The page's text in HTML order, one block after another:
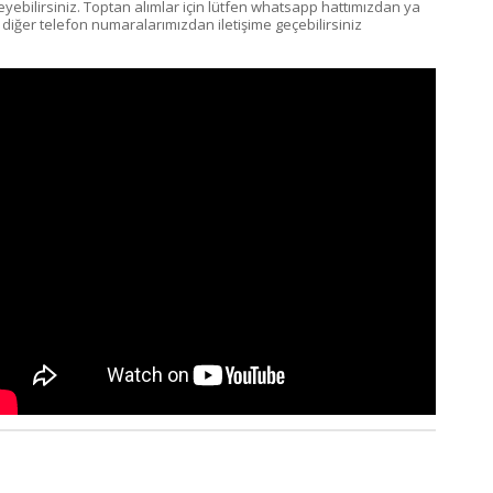
Toptan alımlar için lütfen whatsapp hattımızdan ya
telefon numaralarımızdan iletişime geçebilirsiniz